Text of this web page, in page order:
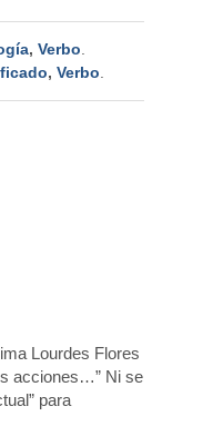
, Verbo
, Verbo
Lourdes Flores
acciones…” Ni se
para